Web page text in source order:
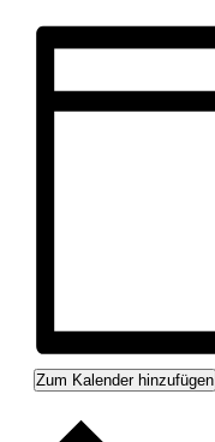
Zum Kalender hinzufügen